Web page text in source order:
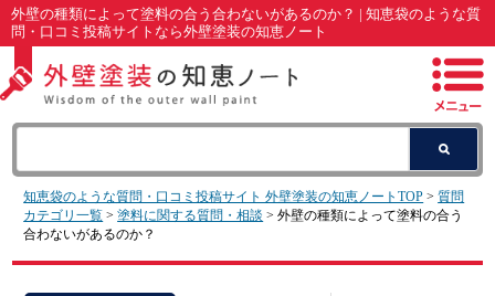
外壁の種類によって塗料の合う合わないがあるのか？ | 知恵袋のような質
問・口コミ投稿サイトなら外壁塗装の知恵ノート
知恵袋のような質問・口コミ投稿サイト 外壁塗装の知恵ノートTOP >質問
カテゴリ一覧 >塗料に関する質問・相談 > 外壁の種類によって塗料の合う
合わないがあるのか？